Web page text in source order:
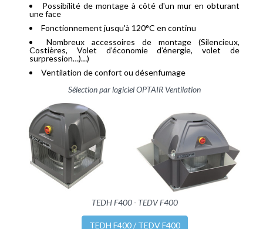
Possibilité de montage à côté d'un mur en obturant
une face
Fonctionnement jusqu'à 120°C en continu
Nombreux accessoires de montage (Silencieux,
Costières, Volet d’économie d’énergie, volet de
surpression…)…)
Ventilation de confort ou désenfumage
Sélection par logiciel OPTAIR Ventilation
TEDH F400 - TEDV F400
TEDH F400 / TEDV F400